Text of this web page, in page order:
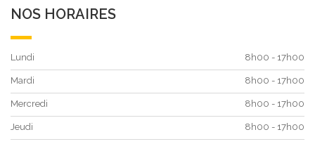
NOS HORAIRES
Lundi 8h00 - 17h00
Mardi 8h00 - 17h00
Mercredi 8h00 - 17h00
Jeudi 8h00 - 17h00